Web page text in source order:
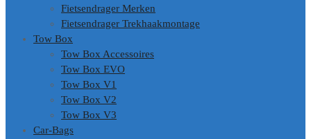
Fietsendrager Merken
Fietsendrager Trekhaakmontage
Tow Box
Tow Box Accessoires
Tow Box EVO
Tow Box V1
Tow Box V2
Tow Box V3
Car-Bags